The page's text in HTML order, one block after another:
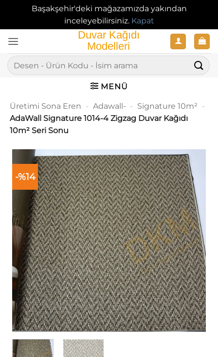
Başakşehir'deki mağazamızda yakından
inceleyebilirsiniz. Kapat
atla
Ara:
MENÜ
Üretimi Sona Eren - Adawall- - Signature 10m² -
AdaWall Signature 1014-4 Zigzag Duvar Kağıdı
10m² Seri Sonu
-%14